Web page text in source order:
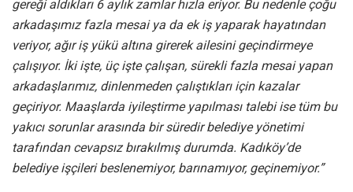
gereği aldıkları 6 aylık zamlar hızla eriyor. Bu nedenle çoğu
arkadaşımız fazla mesai ya da ek iş yaparak hayatından
veriyor, ağır iş yükü altına girerek ailesini geçindirmeye
çalışıyor. İki işte, üç işte çalışan, sürekli fazla mesai yapan
arkadaşlarımız, dinlenmeden çalıştıkları için kazalar
geçiriyor. Maaşlarda iyileştirme yapılması talebi ise tüm bu
yakıcı sorunlar arasında bir süredir belediye yönetimi
tarafından cevapsız bırakılmış durumda. Kadıköy’de
belediye işçileri beslenemiyor, barınamıyor, geçinemiyor.”